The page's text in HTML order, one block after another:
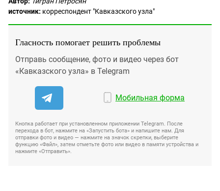
источник: корреспондент "Кавказского узла"
Гласность помогает решить проблемы
Отправь сообщение, фото и видео через бот
«Кавказского узла» в Telegram
Мобильная форма
Кнопка работает при установленном приложении Telegram. После
перехода в бот, нажмите на «Запустить бота» и напишите нам. Для
отправки фото и видео — нажмите на значок скрепки, выберите
функцию «Файл», затем отметьте фото или видео в памяти устройства и
нажмите «Отправить».